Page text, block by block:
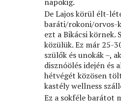
De Lajos körül élt-
baráti/rokoni/orvos-
ezt a Bikácsi körnek.
közülük. Ez már 25-
szülők és unokák –,
disznóölés idején és
hétvégét közösen
kastély wellness
Ez a sokféle barátot